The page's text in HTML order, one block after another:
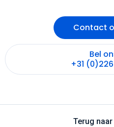
Contact
Bel
+31
Terug